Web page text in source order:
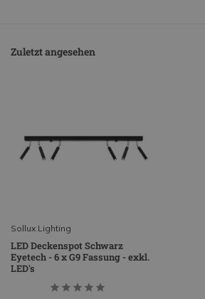
Zuletzt angesehen
Sollux Lighting
LED Deckenspot Schwarz
Eyetech - 6 x G9 Fassung - exkl.
LED's